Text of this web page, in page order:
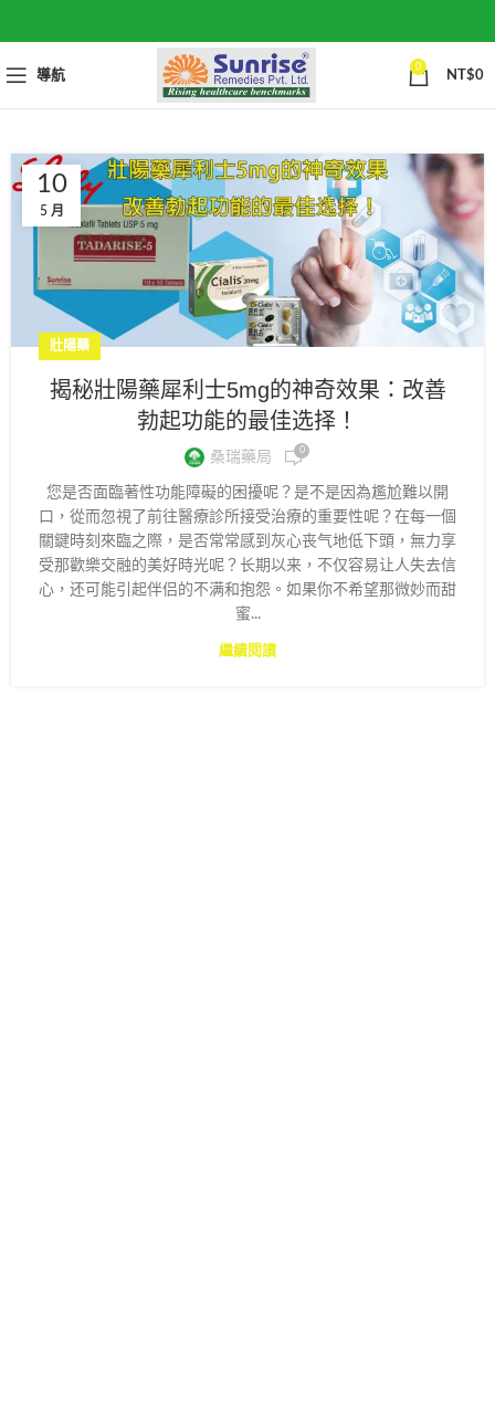
導航
0
NT$0
10
5 月
壯陽藥
揭秘壯陽藥犀利士5mg的神奇效果：改善
勃起功能的最佳选择！
桑瑞藥局 0
您是否面臨著性功能障礙的困擾呢？是不是因為尷尬難以開
口，從而忽視了前往醫療診所接受治療的重要性呢？在每一個
關鍵時刻來臨之際，是否常常感到灰心丧气地低下頭，無力享
受那歡樂交融的美好時光呢？长期以来，不仅容易让人失去信
心，还可能引起伴侣的不满和抱怨。如果你不希望那微妙而甜
蜜...
繼續閱讀